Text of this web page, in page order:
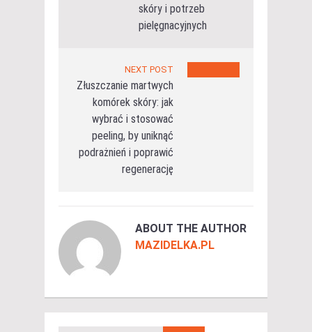
skóry i potrzeb
pielęgnacyjnych
NEXT POST
Złuszczanie martwych
komórek skóry: jak
wybrać i stosować
peeling, by uniknąć
podrażnień i poprawić
regenerację
ABOUT THE AUTHOR
MAZIDELKA.PL